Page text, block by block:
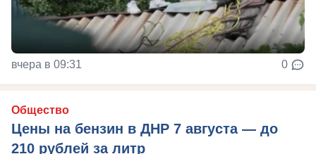
вчера в 09:31 0
Общество
Цены на бензин в ДНР 7 августа — до
210 рублей за литр